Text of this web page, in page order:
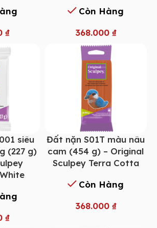
₫
Còn Hàng
368.000 ₫
siêu
(227 g)
₫
Đất nặn S01T màu nâu
cam (454 g) – Original
Sculpey Terra Cotta
Còn Hàng
368.000 ₫